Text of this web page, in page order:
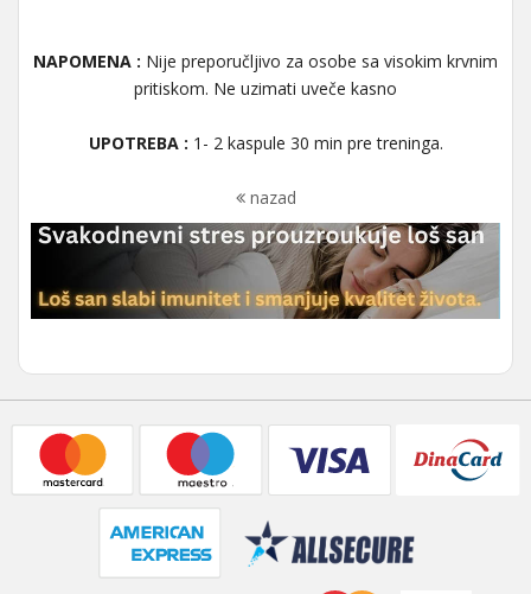
NAPOMENA : Nije preporučljivo za osobe sa visokim krvnim
pritiskom. Ne uzimati uveče kasno
UPOTREBA : 1- 2 kaspule 30 min pre treninga.
nazad